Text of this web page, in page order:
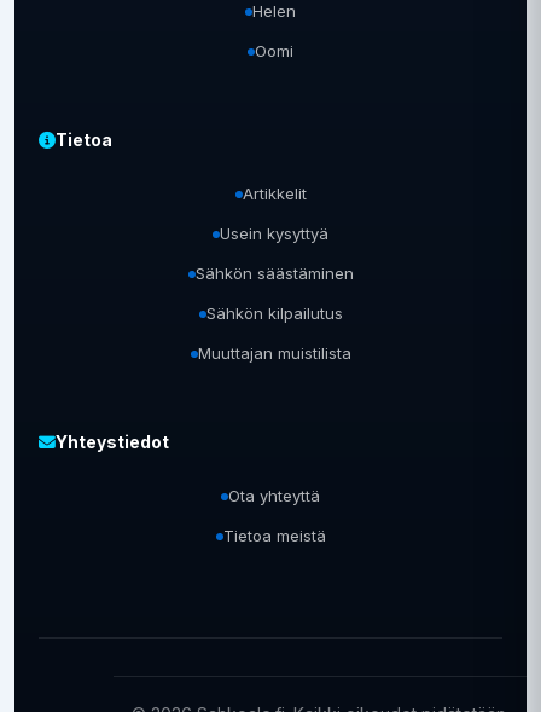
Helen
Oomi
Tietoa
Artikkelit
Usein kysyttyä
Sähkön säästäminen
Sähkön kilpailutus
Muuttajan muistilista
Yhteystiedot
Ota yhteyttä
Tietoa meistä